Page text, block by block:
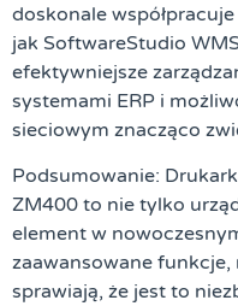
doskonale
jak SoftwareStudio
efektywniejsze
systemami ERP i
sieciowym znacząco
Podsumowanie:
ZM400 to nie tylko
element w
zaawansowane funkcje,
sprawiają, że jest to